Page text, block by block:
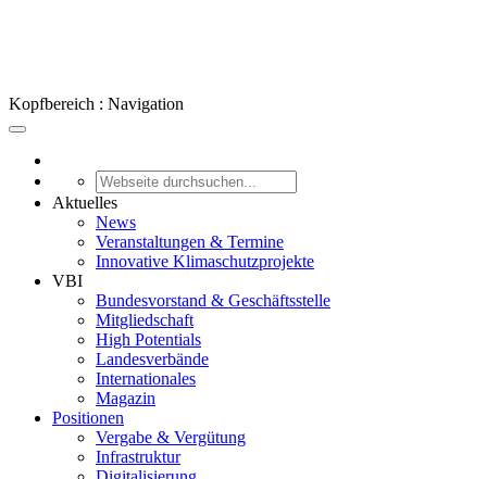
Kopfbereich : Navigation
Aktuelles
News
Veranstaltungen & Termine
Innovative Klimaschutzprojekte
VBI
Bundesvorstand & Geschäftsstelle
Mitgliedschaft
High Potentials
Landesverbände
Internationales
Magazin
Positionen
Vergabe & Vergütung
Infrastruktur